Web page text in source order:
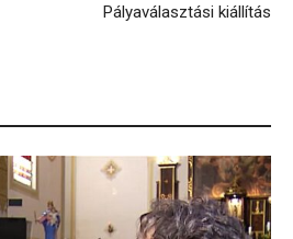
Pályaválasztási kiállítás